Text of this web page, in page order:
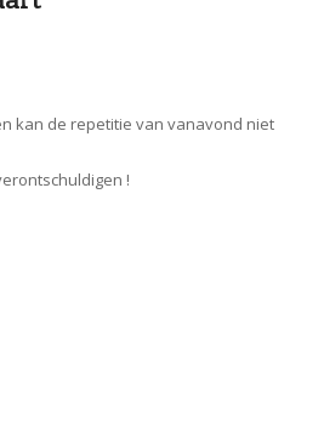
kan de repetitie van vanavond niet
!